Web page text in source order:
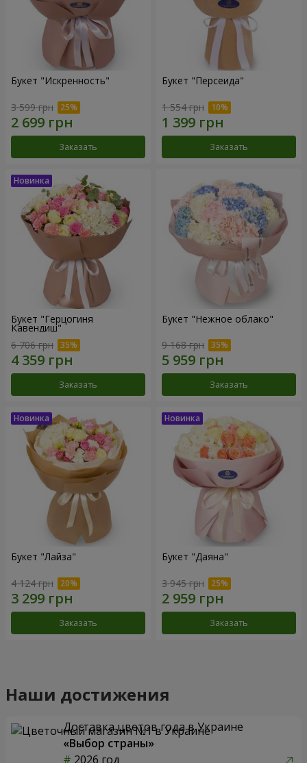
Букет "Искренность"
3 599 грн
Заказать
Букет "Персеида"
1 554 грн
Заказать
Букет "Герцогиня
Кавендиш"
6 706 грн
Заказать
Букет "Нежное облако"
9 168 грн
Заказать
Букет "Лайза"
4 124 грн
Заказать
Букет "Даяна"
3 945 грн
Заказать
Наши достижения
Доставка цветов года в Украине
«Выбор страны»
2026 год